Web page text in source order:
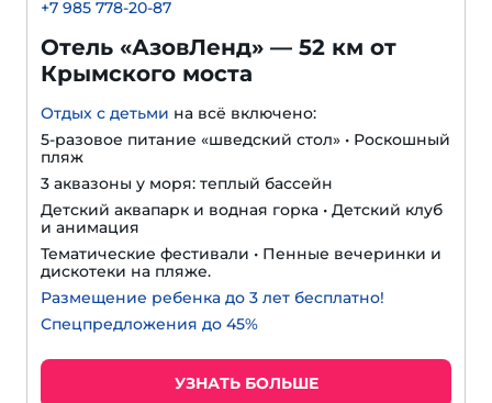
+7 985 778-20-87
Отель «АзовЛенд» — 52 км от
Крымского моста
Отдых с детьми на всё включено:
5-разовое питание «шведский стол» • Роскошный
пляж
3 аквазоны у моря: теплый бассейн
Детский аквапарк и водная горка • Детский клуб
и анимация
Тематические фестивали • Пенные вечеринки и
дискотеки на пляже.
Размещение ребенка до 3 лет бесплатно!
Спецпредложения до 45%
УЗНАТЬ БОЛЬШЕ